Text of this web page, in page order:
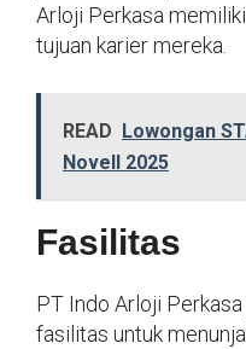
Arloji Perkasa
tujuan karier mereka.
READ
Lowongan
Novell 2025
Fasilitas
PT Indo Arloji
fasilitas untuk